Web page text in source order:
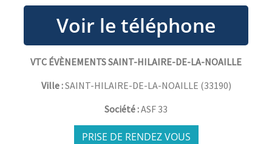
VTC ÉVÈNEMENTS SAINT-HILAIRE-DE-LA-NOAILLE
Ville :SAINT-HILAIRE-DE-LA-NOAILLE (33190)
Société :ASF 33
PRISE DE RENDEZ VOUS